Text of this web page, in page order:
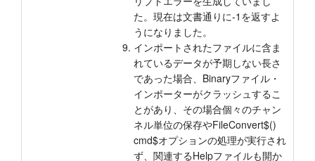
た。現在は文書通りに-1を返すよ
うになりました。
インポートされたファイルに含ま
れているデータが予期しない長さ
であった場合、Binaryファイル・
インポーターがクラッシュするこ
とがあり、その場合個々のチャン
ネル単位の保存やFileConvert$()
cmd$オプションの処理が実行され
ず、関連するHelpファイルも開か